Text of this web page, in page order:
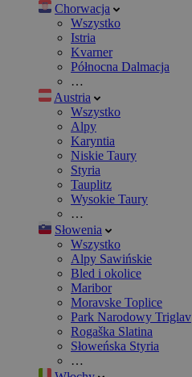
Chorwacja
Wszystko
Istria
Kvarner
Północna Dalmacja
…
Austria
Wszystko
Alpy
Karyntia
Niskie Taury
Styria
Tauplitz
Wysokie Taury
…
Słowenia
Wszystko
Alpy Sawińskie
Bled i okolice
Maribor
Moravske Toplice
Park Narodowy Triglav
Rogaška Slatina
Słoweńska Styria
…